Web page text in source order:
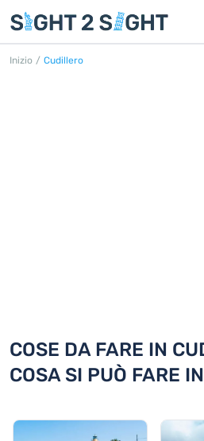
Inizio / Cudillero
COSE DA FARE IN
COSA SI PUÒ FARE